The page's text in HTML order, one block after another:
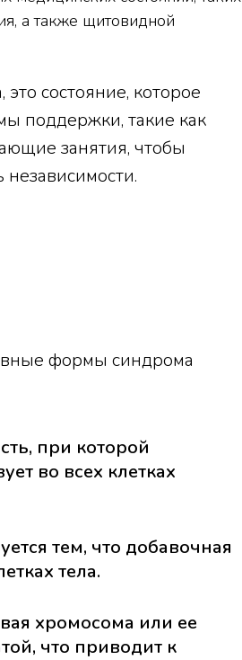
а также щитовидной
состояние, которое
поддержки, такие как
занятия, чтобы
формы синдрома
при которой
во всех клетках
тем, что добавочная
тела.
хромосома или ее
что приводит к